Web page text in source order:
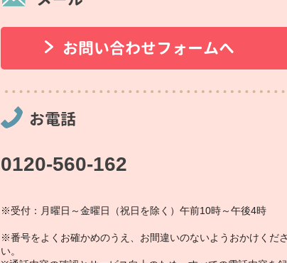
お問い合わせフォームへ
お電話
0120-560-162
※受付：月曜日～金曜日（祝日を除く）午前10時～午後4時
※番号をよくお確かめのうえ、お間違いのないようおかけくださ
い。